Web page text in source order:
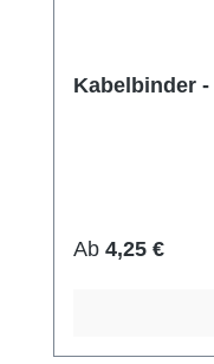
Kabelbinder
Regulärer Preis:
Ab 4,25 €